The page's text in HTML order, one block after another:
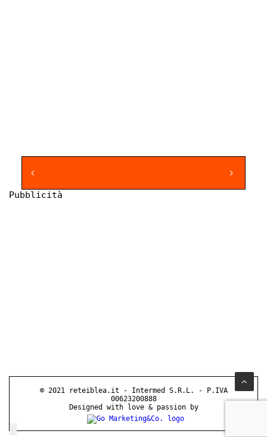
Pubblicità
© 2021 reteiblea.it - Intermed S.R.L. - P.IVA
00623200888
Designed with love & passion by